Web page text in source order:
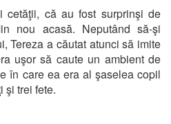
cetăţii, că au fost surprinşi de
nou acasă. Neputând să-şi
Tereza a căutat atunci să imite
uşor să caute un ambient de
în care ea era al şaselea copil
şi trei fete.